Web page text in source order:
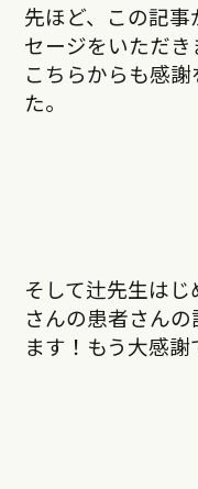
先ほど、この記
セージをいただき
こちらからも感
た。
そして辻先生は
さんの患者さん
ます！もう大感謝